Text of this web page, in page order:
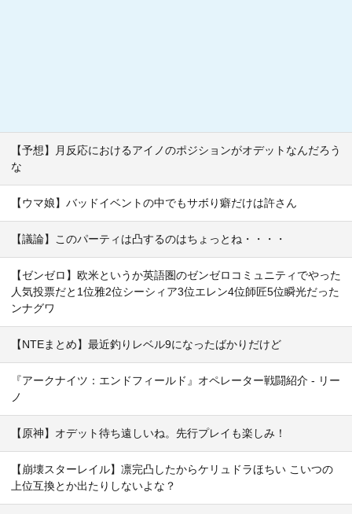
【予想】月反応におけるアイノのポジションがオデットなんだろう
な
【ウマ娘】バッドイベントの中でもサボり癖だけは許さん
【議論】このパーティは凸するのはちょっとね・・・・
【ゼンゼロ】欧米というか英語圏のゼンゼロコミュニティでやった
人気投票だと1位雅2位シーシィア3位エレン4位師匠5位瞬光だった
ンナグワ
【NTEまとめ】最近釣りレベル9になったばかりだけど
『アークナイツ：エンドフィールド』オペレーター戦闘紹介 - リー
ノ
【原神】オデット待ち遠しいね。先行プレイも楽しみ！
【崩壊スターレイル】凛完凸したからケリュドラほちい こいつの
上位互換とか出たりしないよな？